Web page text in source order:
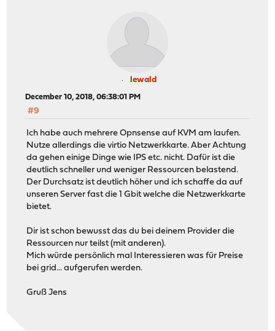
lewald
December 10, 2018, 06:38:01 PM
#9
Ich habe auch mehrere Opnsense auf KVM am laufen.
Nutze allerdings die virtio Netzwerkkarte. Aber Achtung
da gehen einige Dinge wie IPS etc. nicht. Dafür ist die
deutlich schneller und weniger Ressourcen belastend.
Der Durchsatz ist deutlich höher und ich schaffe da auf
unseren Server fast die 1 Gbit welche die Netzwerkkarte
bietet.
Dir ist schon bewusst das du bei deinem Provider die
Ressourcen nur teilst (mit anderen).
Mich würde persönlich mal Interessieren was für Preise
bei grid... aufgerufen werden.
Gruß Jens